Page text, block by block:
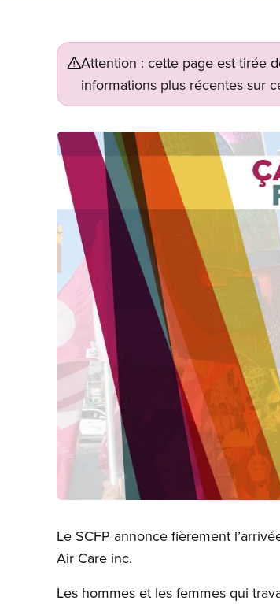
Attention : cette page est tirée
informations plus récentes sur
Image
Le SCFP annonce fièrement
Air Care inc.
Les hommes et les femmes qui